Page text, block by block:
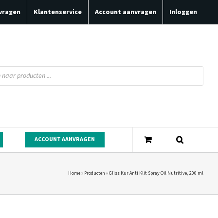
Klantenservice Account aanvragen Inloggen
ACCOUNT AANVRAGEN
Home» Producten »Gliss Kur Anti Klit Spray Oil Nutritive, 200 ml